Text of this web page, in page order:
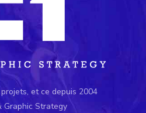
et ce depuis 2004
Graphic Strategy